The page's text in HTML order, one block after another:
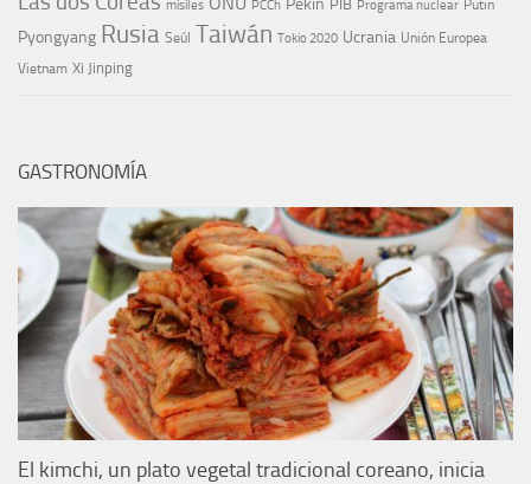
misiles PCCh PIB Programa nuclear Putin
Pyongyang Rusia Seúl Taiwán Tokio 2020 Ucrania Unión Europea
Vietnam Xi Jinping
GASTRONOMÍA
El kimchi, un plato vegetal tradicional coreano, inicia